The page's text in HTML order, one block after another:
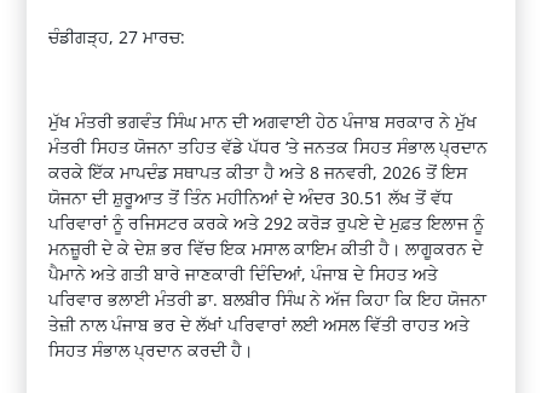
ਚੰਡੀਗੜ੍ਹ, 27 ਮਾਰਚ:
ਮੁੱਖ ਮੰਤਰੀ ਭਗਵੰਤ ਸਿੰਘ ਮਾਨ ਦੀ ਅਗਵਾਈ ਹੇਠ ਪੰਜਾਬ ਸਰਕਾਰ ਨੇ ਮੁੱਖ
ਮੰਤਰੀ ਸਿਹਤ ਯੋਜਨਾ ਤਹਿਤ ਵੱਡੇ ਪੱਧਰ‘ਤੇ ਜਨਤਕ ਸਿਹਤ ਸੰਭਾਲ ਪ੍ਰਦਾਨ
ਕਰਕੇ ਇੱਕ ਮਾਪਦੰਡ ਸਥਾਪਤ ਕੀਤਾ ਹੈ ਅਤੇ8ਜਨਵਰੀ, 2026 ਤੋਂ ਇਸ
ਯੋਜਨਾ ਦੀ ਸ਼ੁਰੂਆਤ ਤੋਂ ਤਿੰਨ ਮਹੀਨਿਆਂ ਦੇ ਅੰਦਰ30.51 ਲੱਖ ਤੋਂ ਵੱਧ
ਪਰਿਵਾਰਾਂ ਨੂੰ ਰਜਿਸਟਰ ਕਰਕੇ ਅਤੇ292 ਕਰੋੜ ਰੁਪਏ ਦੇ ਮੁਫ਼ਤ ਇਲਾਜ ਨੂੰ
ਮਨਜ਼ੂਰੀ ਦੇ ਕੇ ਦੇਸ਼ ਭਰ ਵਿੱਚ ਇਕ ਮਸਾਲ ਕਾਇਮ ਕੀਤੀ ਹੈ। ਲਾਗੂਕਰਨ ਦੇ
ਪੈਮਾਨੇ ਅਤੇ ਗਤੀ ਬਾਰੇ ਜਾਣਕਾਰੀ ਦਿੰਦਿਆਂ,ਪੰਜਾਬ ਦੇ ਸਿਹਤ ਅਤੇ
ਪਰਿਵਾਰ ਭਲਾਈ ਮੰਤਰੀ ਡਾ. ਬਲਬੀਰ ਸਿੰਘ ਨੇ ਅੱਜ ਕਿਹਾ ਕਿ ਇਹ ਯੋਜਨਾ
ਤੇਜ਼ੀ ਨਾਲ ਪੰਜਾਬ ਭਰ ਦੇ ਲੱਖਾਂ ਪਰਿਵਾਰਾਂ ਲਈ ਅਸਲ ਵਿੱਤੀ ਰਾਹਤ ਅਤੇ
ਸਿਹਤ ਸੰਭਾਲ ਪ੍ਰਦਾਨ ਕਰਦੀ ਹੈ।